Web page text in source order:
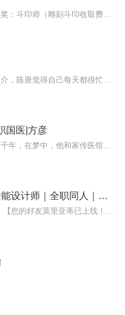
国医|方彦
免费｜全职高手之全能设计师｜全职同人｜单AI